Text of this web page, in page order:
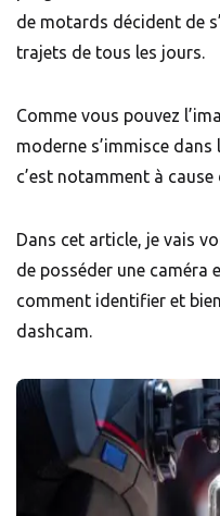
de motards décident de
trajets de tous les jours.
Comme vous pouvez
moderne s’immisce
c’est notamment à cause
Dans cet article, je vais
de posséder une caméra
comment identifier et
dashcam.